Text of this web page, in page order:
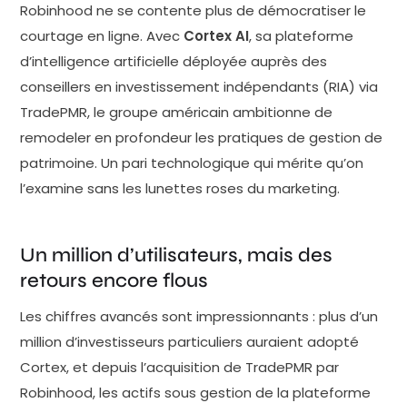
sociétés de gestion l'utilisent désormais en front-
office. Ces statistiques témoignent d'une adoption
réelle. Elles ne disent pas grand-chose, en revanche,
sur la valeur ajoutée mesurable. Car comme le
soulignent plusieurs analystes sectoriels, la
performance des outils IA en gestion d'actifs reste
difficile à isoler des autres variables de marché. La
corrélation entre adoption technologique et
rater le train (le fameux fear of missing out)
explique une partie non négligeable de cet
qu'il ne fait pas La plateforme repose sur trois
fonctionnalités principales. Elle génère d'abord des
analyses de …
Robinhood ne se contente plus de démocratiser le
courtage en ligne. Avec Cortex AI, sa plateforme
d’intelligence artificielle déployée auprès des
conseillers en investissement indépendants (RIA) via
TradePMR, le groupe américain ambitionne de
remodeler en profondeur les pratiques de gestion de
patrimoine. Un pari technologique qui mérite qu’on
l’examine sans les lunettes roses du marketing.
Un million d’utilisateurs, mais des
retours encore flous
Les chiffres avancés sont impressionnants : plus d’un
million d’investisseurs particuliers auraient adopté
Cortex, et depuis l’acquisition de TradePMR par
Robinhood, les actifs sous gestion de la plateforme